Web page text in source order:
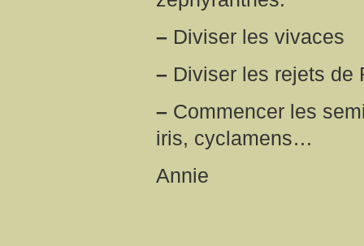
– Diviser les vivaces
– Diviser les rejets de
– Commencer les
iris, cyclamens…
Annie